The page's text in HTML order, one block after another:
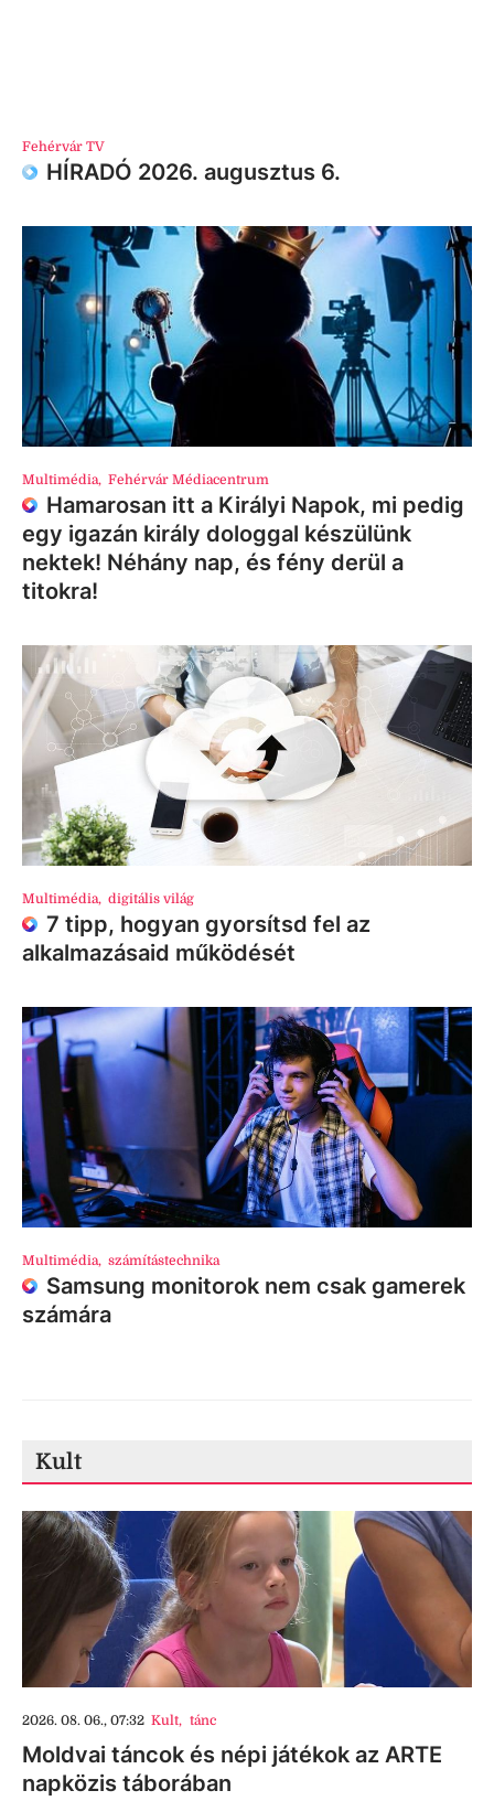
Fehérvár TV
HÍRADÓ 2026. augusztus 6.
Multimédia, Fehérvár Médiacentrum
Hamarosan itt a Királyi Napok, mi pedig
egy igazán király dologgal készülünk
nektek! Néhány nap, és fény derül a
titokra!
Multimédia, digitális világ
7 tipp, hogyan gyorsítsd fel az
alkalmazásaid működését
Multimédia, számítástechnika
Samsung monitorok nem csak gamerek
számára
Kult
2026. 08. 06., 07:32 Kult, tánc
Moldvai táncok és népi játékok az ARTE
napközis táborában